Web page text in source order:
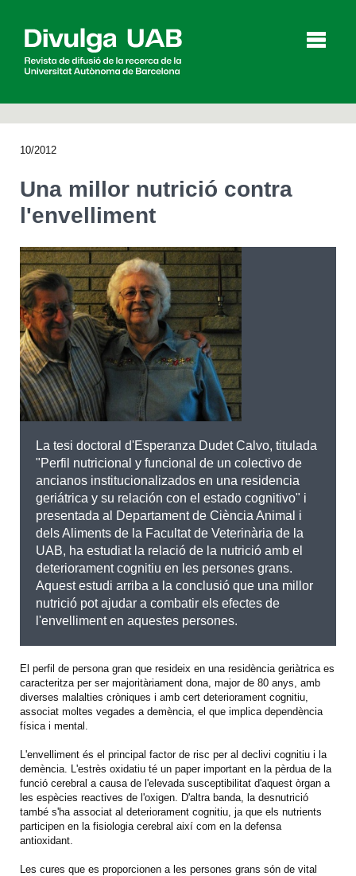
English Español
CERCAR
10/2012
Una millor nutrició contra
l'envelliment
La tesi doctoral d'Esperanza Dudet Calvo, titulada
" Perfil nutricional y funcional de un colectivo de
ancianos institucionalizados en una residencia
geriátrica y su relación con el estado cognitivo" i
presentada al Departament de Ciència Animal i
dels Aliments de la Facultat de Veterinària de la
UAB, ha estudiat la relació de la nutrició amb el
deteriorament cognitiu en les persones grans.
Aquest estudi arriba a la conclusió que una millor
nutrició pot ajudar a combatir els efectes de
l'envelliment en aquestes persones.
El perfil de persona gran que resideix en una residència geriàtrica es
caracteritza per ser majoritàriament dona, major de 80 anys, amb
diverses malalties cròniques i amb cert deteriorament cognitiu,
associat moltes vegades a demència, el que implica dependència
física i mental.
L'envelliment és el principal factor de risc per al declivi cognitiu i la
demència. L'estrès oxidatiu té un paper important en la pèrdua de la
funció cerebral a causa de l'elevada susceptibilitat d'aquest òrgan a
les espècies reactives de l'oxigen. D'altra banda, la desnutrició
també s'ha associat al deteriorament cognitiu, ja que els nutrients
participen en la fisiologia cerebral així com en la defensa
antioxidant.
Les cures que es proporcionen a les persones grans són de vital